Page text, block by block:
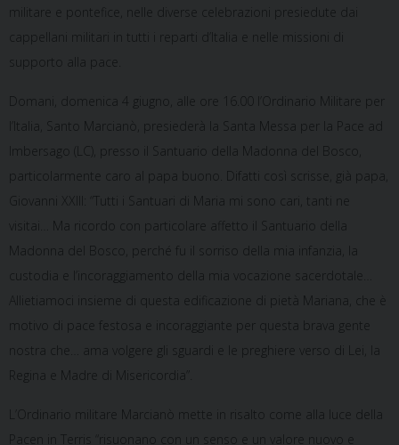
militare e pontefice, nelle diverse celebrazioni presiedute dai
cappellani militari in tutti i reparti d’Italia e nelle missioni di
supporto alla pace.
Domani, domenica 4 giugno, alle ore 16.00 l’Ordinario Militare per
l’Italia, Santo Marcianò, presiederà la Santa Messa per la Pace ad
Imbersago (LC), presso il Santuario della Madonna del Bosco,
particolarmente caro al papa buono. Difatti così scrisse, già papa,
Giovanni XXIII: “Tutti i Santuari di Maria mi sono cari, tanti ne
visitai… Ma ricordo con particolare affetto il Santuario della
Madonna del Bosco, perché fu il sorriso della mia infanzia, la
custodia e l’incoraggiamento della mia vocazione sacerdotale…
Allietiamoci insieme di questa edificazione di pietà Mariana, che è
motivo di pace festosa e incoraggiante per questa brava gente
nostra che… ama volgere gli sguardi e le preghiere verso di Lei, la
Regina e Madre di Misericordia”.
L’Ordinario militare Marcianò mette in risalto come alla luce della
Pacen in Terris “risuonano con un senso e un valore nuovo e